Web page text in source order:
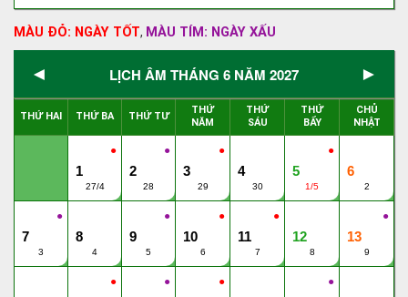
MÀU ĐỎ: NGÀY TỐT, MÀU TÍM: NGÀY XẤU
◄ LỊCH ÂM THÁNG 6 NĂM 2027 ►
THỨ HAI THỨ BA THỨ TƯ
THỨ
NĂM
THỨ
SÁU
THỨ
BẨY
CHỦ
NHẬT
●
1
27/4
●
2
28
●
3
29
4
30
●
5
1/5
6
2
●
7
3
8
4
●
9
5
●
10
6
●
11
7
12
8
●
13
9
● ● ● ●